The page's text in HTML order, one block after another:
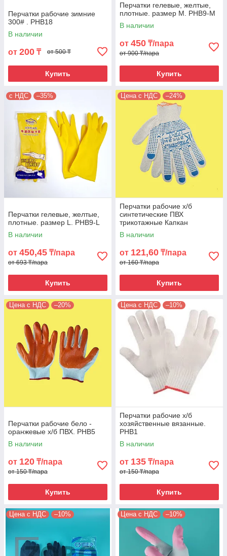
Перчатки рабочие зимние
300# . PHB18
В наличии
от 200 ₸ от 500 ₸
Купить
Перчатки гелевые, желтые,
плотные. размер M. PHB9-M
В наличии
от 450 ₸/пара
от 900 ₸/пара
Купить
с НДС –35%
Перчатки гелевые, желтые,
плотные. размер L. PHB9-L
В наличии
от 450,45 ₸/пара
от 693 ₸/пара
Купить
Цена с НДС –24%
Перчатки рабочие х/б
синтетические ПВХ
трикотажные Капкан
хозяйственные вязанные.
PHB3
В наличии
от 121,60 ₸/пара
от 160 ₸/пара
Купить
Цена с НДС –20%
Перчатки рабочие бело -
оранжевые х/б ПВХ. PHB5
В наличии
от 120 ₸/пара
от 150 ₸/пара
Купить
Цена с НДС –10%
Перчатки рабочие х/б
хозяйственные вязанные.
PHB1
В наличии
от 135 ₸/пара
от 150 ₸/пара
Купить
Цена с НДС –10% Цена с НДС –10%